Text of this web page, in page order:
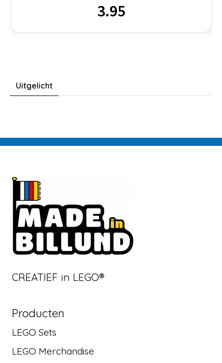
3.95
Uitgelicht
CREATIEF in LEGO®
Producten
LEGO Sets
LEGO Merchandise